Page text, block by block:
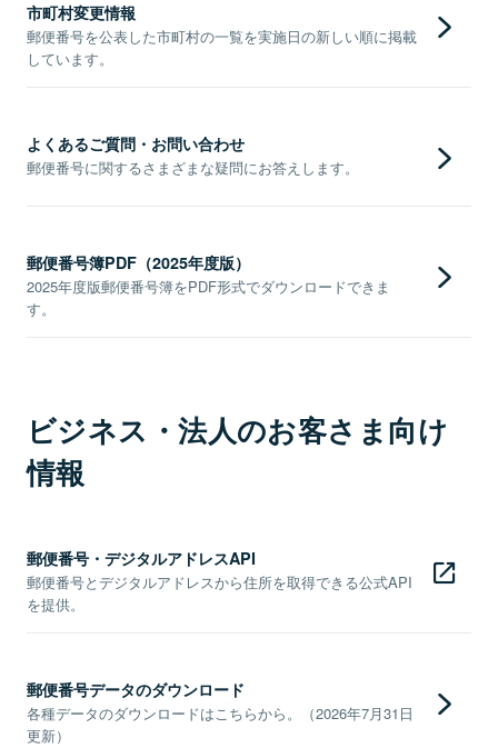
市町村変更情報
郵便番号を公表した市町村の一覧を実施日の新しい順に掲載
しています。
よくあるご質問・お問い合わせ
郵便番号に関するさまざまな疑問にお答えします。
郵便番号簿PDF（2025年度版）
2025年度版郵便番号簿をPDF形式でダウンロードできま
す。
ビジネス・法人のお客さま向け
情報
郵便番号・デジタルアドレスAPI
郵便番号とデジタルアドレスから住所を取得できる公式API
を提供。
郵便番号データのダウンロード
各種データのダウンロードはこちらから。（2026年7月31日
更新）